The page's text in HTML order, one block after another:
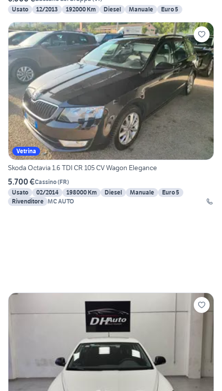
Usato
12/2013 192000 Km Diesel Manuale Euro 5
Vetrina
Skoda Octavia 1.6 TDI CR 105 CV Wagon Elegance
5.700 €Cassino(FR)
Usato
02/2014 198000 Km Diesel Manuale
Euro 5
Rivenditore MC AUTO